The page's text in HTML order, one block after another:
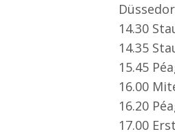
14.30
14.35
15.45
16.00
16.20
17.00